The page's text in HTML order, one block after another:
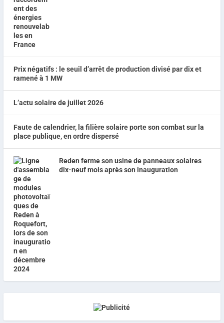
Prix négatifs : le seuil d’arrêt de production divisé par dix et
ramené à 1 MW
L’actu solaire de juillet 2026
Faute de calendrier, la filière solaire porte son combat sur la
place publique, en ordre dispersé
Reden ferme son usine de panneaux solaires
dix-neuf mois après son inauguration